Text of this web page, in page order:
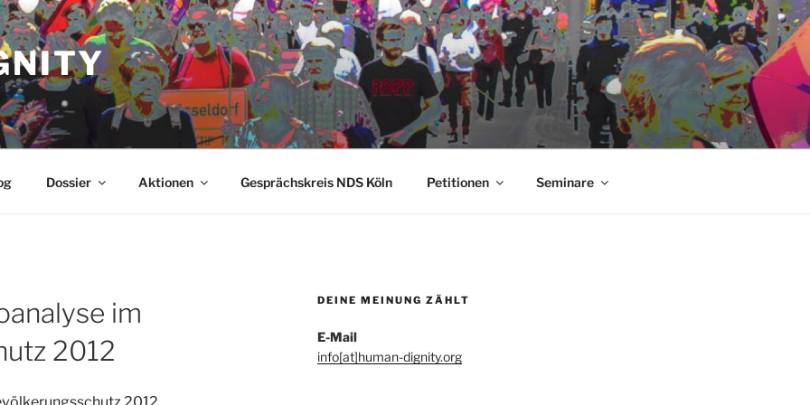
Dossier Aktionen Gesprächskreis NDS Köln Petitionen Seminare
im
2012
2012
DEINE MEINUNG ZÄHLT
E-Mail
info[at]human-dignity.org